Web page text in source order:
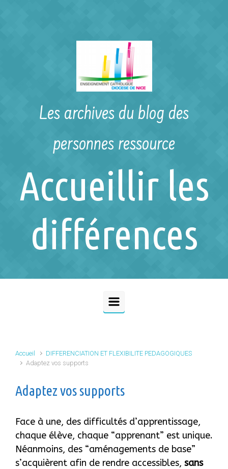
Les archives du blog des
personnes ressource
Accueillir les
différences
Accueil
DIFFERENCIATION ET FLEXIBILITE PEDAGOGIQUES
Adaptez vos supports
Adaptez vos supports
Face à une, des difficultés d’apprentissage,
chaque élève, chaque “apprenant” est unique.
Néanmoins, des “aménagements de base”
s’acquièrent afin de rendre accessibles, sans